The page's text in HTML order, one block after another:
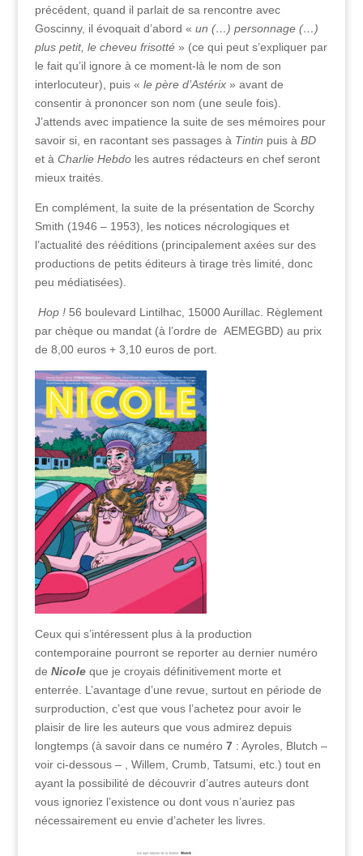
précédent, quand il parlait de sa rencontre avec
Goscinny, il évoquait d’abord « un (…) personnage (…)
plus petit, le cheveu frisotté» (ce qui peut s’expliquer par
le fait qu’il ignore à ce moment-là le nom de son
interlocuteur), puis « le père d’Astérix» avant de
consentir à prononcer son nom (une seule fois).
J’attends avec impatience la suite de ses mémoires pour
savoir si, en racontant ses passages à Tintin puis à BD
et à Charlie Hebdoles autres rédacteurs en chef seront
mieux traités.
En complément, la suite de la présentation de Scorchy
Smith (1946 – 1953), les notices nécrologiques et
l’actualité des rééditions (principalement axées sur des
productions de petits éditeurs à tirage très limité, donc
peu médiatisées).
Hop !56 boulevard Lintilhac, 15000 Aurillac. Règlement
par chèque ou mandat (à l’ordre de AEMEGBD) au prix
de 8,00 euros + 3,10 euros de port.
Ceux qui s’intéressent plus à la production
contemporaine pourront se reporter au dernier numéro
de Nicoleque je croyais définitivement morte et
enterrée. L’avantage d’une revue, surtout en période de
surproduction, c’est que vous l’achetez pour avoir le
plaisir de lire les auteurs que vous admirez depuis
longtemps (à savoir dans ce numéro 7: Ayroles, Blutch –
voir ci-dessous – , Willem, Crumb, Tatsumi, etc.) tout en
ayant la possibilité de découvrir d’autres auteurs dont
vous ignoriez l’existence ou dont vous n’auriez pas
nécessairement eu envie d’acheter les livres.